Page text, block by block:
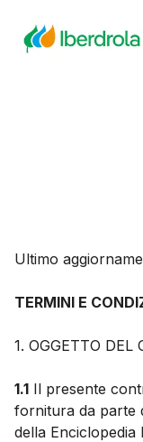
Edulia &
Ultimo
TERMINI E
1. OGGETTO DEL
1.1 Il presente
fornitura da parte
della Enciclopedia